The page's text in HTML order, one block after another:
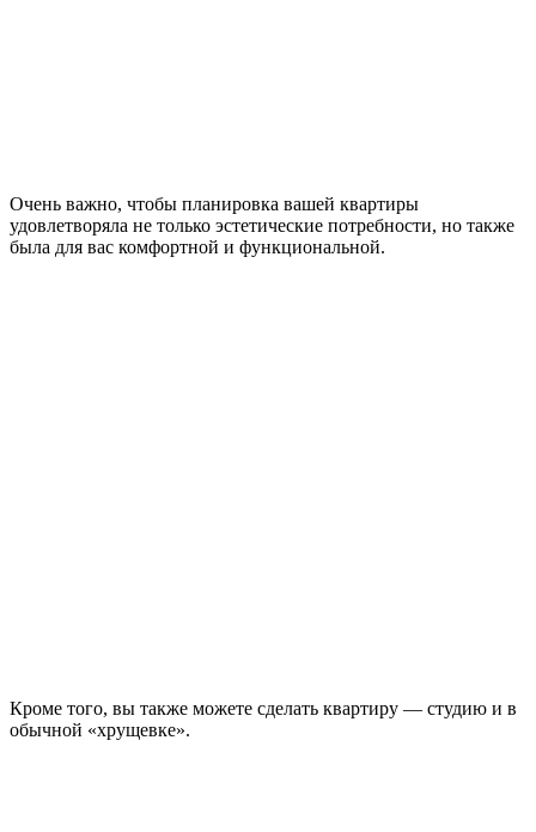
Очень важно, чтобы планировка вашей квартиры
удовлетворяла не только эстетические потребности, но также
была для вас комфортной и функциональной.
Кроме того, вы также можете сделать квартиру — студию и в
обычной «хрущевке».